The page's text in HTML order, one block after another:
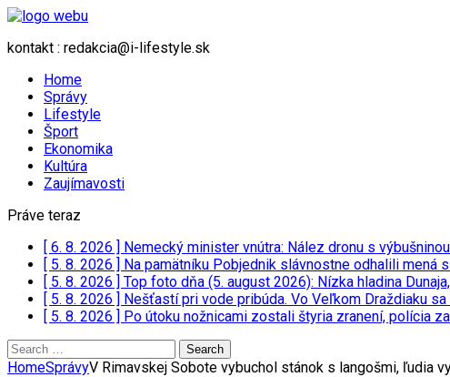
kontakt : redakcia@i-lifestyle.sk
Home
Správy
Lifestyle
Šport
Ekonomika
Kultúra
Zaujímavosti
Práve teraz
[ 6. 8. 2026 ] Nemecký minister vnútra: Nález dronu s
[ 5. 8. 2026 ] Na pamätníku Pobjednik slávnostne odhalili mená
[ 5. 8. 2026 ] Top foto dňa (5. august 2026): Nízka hladina
[ 5. 8. 2026 ] Nešťastí pri vode pribúda. Vo Veľkom Draždiaku
[ 5. 8. 2026 ] Po útoku nožnicami zostali štyria zranení, polícia
Search
for:
HomeSprávyV Rimavskej Sobote vybuchol stánok s langošmi, ľudia